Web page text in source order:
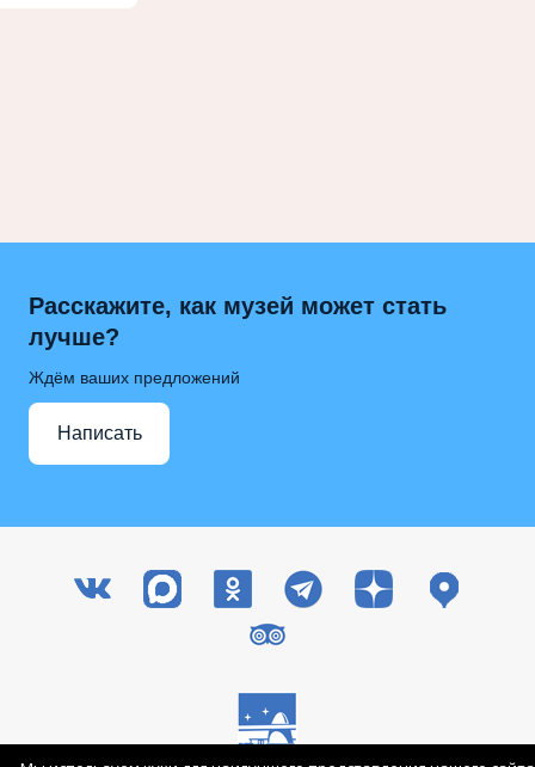
Расскажите, как музей может стать
лучше?
Ждём ваших предложений
Написать